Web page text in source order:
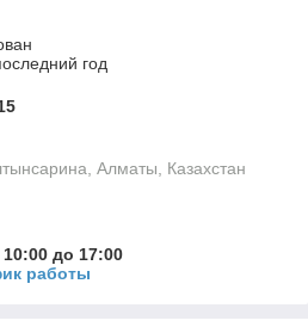
год
Алматы, Казахстан
до 17:00
работы